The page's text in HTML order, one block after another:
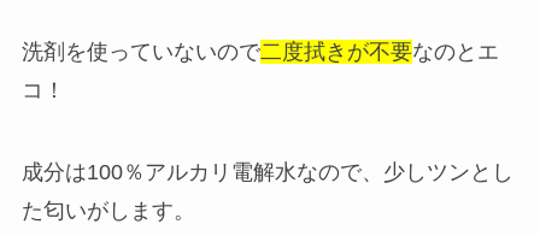
洗剤を使っていないので二度拭きが不要なのとエ
コ！
成分は100％アルカリ電解水なので、少しツンとし
た匂いがします。